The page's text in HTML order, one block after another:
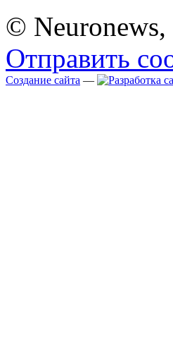
© Neuronews,
Отправить
Создание сайта —